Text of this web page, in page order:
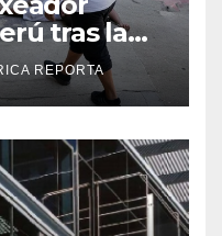
tras la
REPORTA